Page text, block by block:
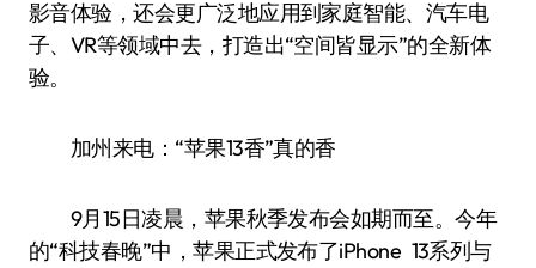
影音体验，还会更广泛地应用到家庭智能、汽车电
子、VR等领域中去，打造出“空间皆显示”的全新体
验。
加州来电：“苹果13香”真的香
9月15日凌晨，苹果秋季发布会如期而至。今年
的“科技春晚”中，苹果正式发布了iPhone 13系列与